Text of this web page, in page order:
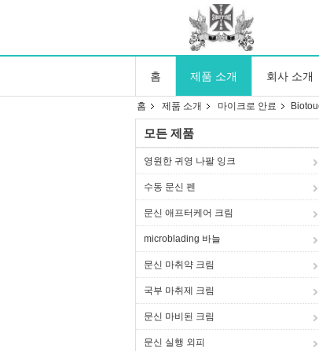
홈 제품 소개 회사 소개
홈 제품 소개 마이크로 안료
모든 제품
영원한 귀영 나팔 잉크
수동 문신 펜
문신 애프터케어 크림
microblading 바늘
문신 마취약 크림
국부 마취제 크림
문신 마비된 크림
문신 실행 외피